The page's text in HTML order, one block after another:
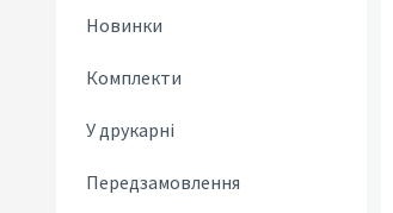
Новинки
Комплекти
У друкарні
Передзамовлення